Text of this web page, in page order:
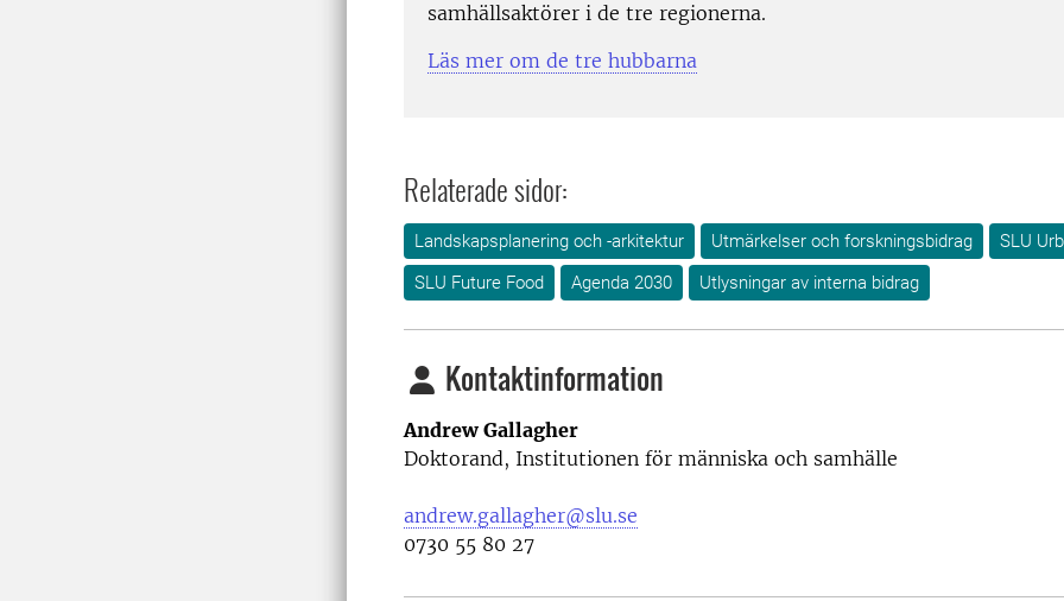
samhällsaktörer i de tre regionerna.
Läs mer om de tre hubbarna
Relaterade sidor:
Landskapsplanering och -arkitektur Utmärkelser och forskningsbidrag
SLU
SLU Future Food
Agenda 2030 Utlysningar av interna bidrag
Kontaktinformation
Andrew Gallagher
Doktorand, Institutionen för människa och samhälle
andrew.gallagher@slu.se
0730 55 80 27